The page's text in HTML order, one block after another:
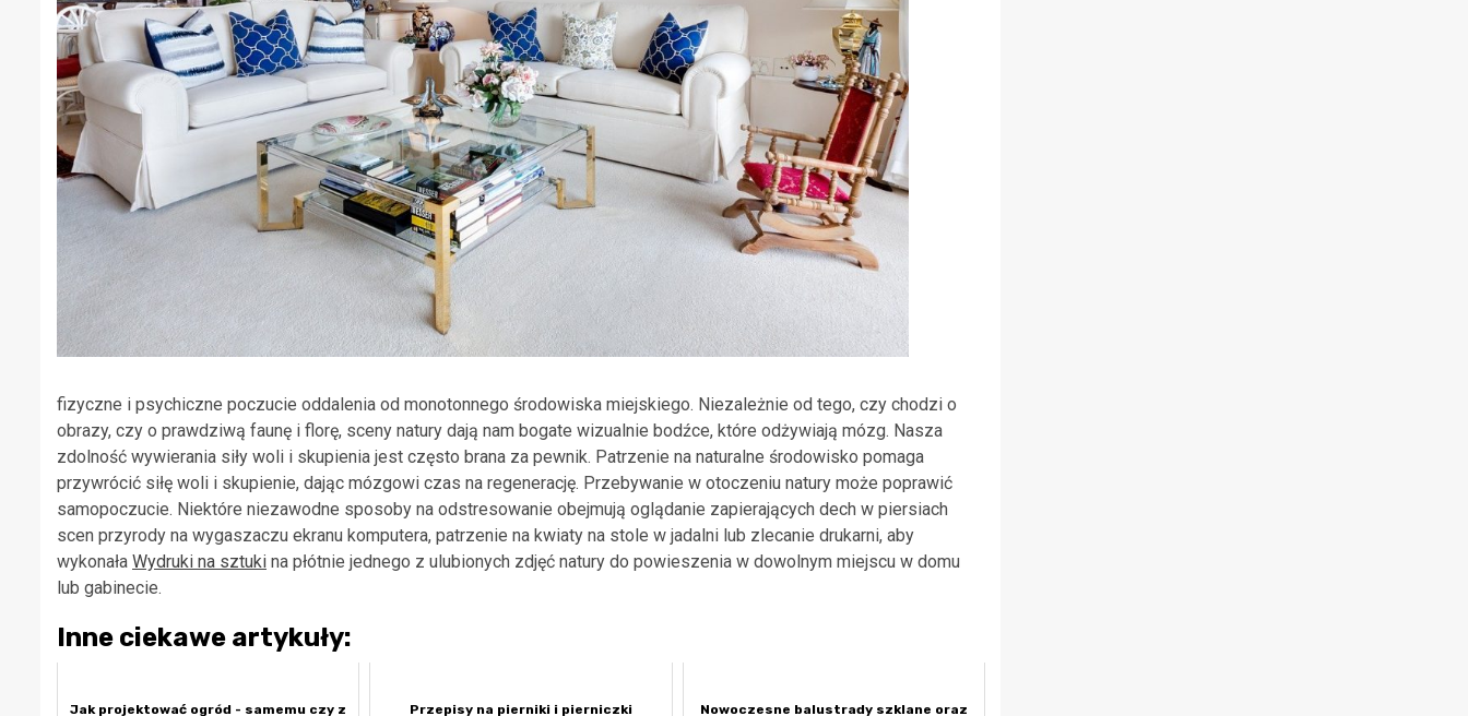
fizyczne i psychiczne poczucie oddalenia od monotonnego środowiska miejskiego. Niezależnie od tego, czy chodzi o
obrazy, czy o prawdziwą faunę i florę, sceny natury dają nam bogate wizualnie bodźce, które odżywiają mózg. Nasza
zdolność wywierania siły woli i skupienia jest często brana za pewnik. Patrzenie na naturalne środowisko pomaga
przywrócić siłę woli i skupienie, dając mózgowi czas na regenerację. Przebywanie w otoczeniu natury może poprawić
samopoczucie. Niektóre niezawodne sposoby na odstresowanie obejmują oglądanie zapierających dech w piersiach
scen przyrody na wygaszaczu ekranu komputera, patrzenie na kwiaty na stole w jadalni lub zlecanie drukarni, aby
wykonała Wydruki na sztuki na płótnie jednego z ulubionych zdjęć natury do powieszenia w dowolnym miejscu w domu
lub gabinecie.
Inne ciekawe artykuły:
Jak projektować ogród - samemu czy z
Przepisy na pierniki i pierniczki
Nowoczesne balustrady szklane oraz